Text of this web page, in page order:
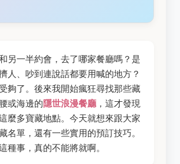
另一半約會，去了哪家餐廳嗎？是
人、吵到連說話都要用喊的地方？
夠了。後來我開始瘋狂尋找那些藏
或海邊的隱世浪漫餐廳，這才發現
麼多寶藏地點。今天就想來跟大家
名單，還有一些實用的預訂技巧。
種事，真的不能將就啊。